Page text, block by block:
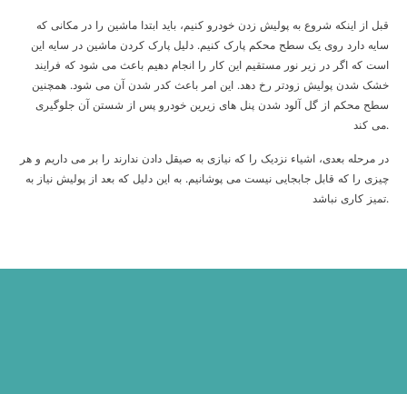
قبل از اینکه شروع به پولیش زدن خودرو کنیم، باید ابتدا ماشین را در مکانی که
سایه دارد روی یک سطح محکم پارک کنیم. دلیل پارک کردن ماشین در سایه این
است که اگر در زیر نور مستقیم این کار را انجام دهیم باعث می شود که فرایند
خشک شدن پولیش زودتر رخ دهد. این امر باعث کدر شدن آن می شود. همچنین
سطح محکم از گل آلود شدن پنل های زیرین خودرو پس از شستن آن جلوگیری
می کند.
در مرحله بعدی، اشیاء نزدیک را که نیازی به صیقل دادن ندارند را بر می داریم و هر
چیزی را که قابل جابجایی نیست می پوشانیم. به این دلیل که بعد از پولیش نیاز به
تمیز کاری نباشد.